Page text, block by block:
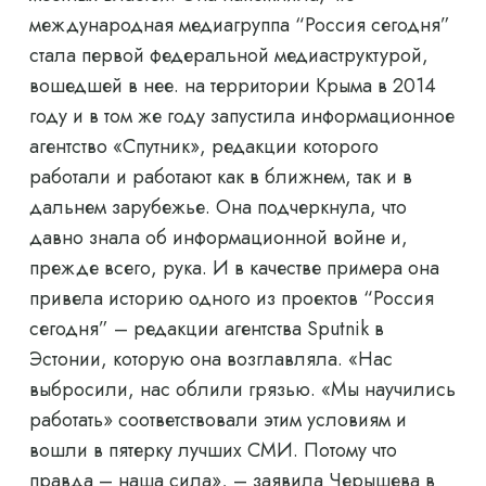
международная медиагруппа “Россия сегодня”
стала первой федеральной медиаструктурой,
вошедшей в нее. на территории Крыма в 2014
году и в том же году запустила информационное
агентство «Спутник», редакции которого
работали и работают как в ближнем, так и в
дальнем зарубежье. Она подчеркнула, что
давно знала об информационной войне и,
прежде всего, рука. И в качестве примера она
привела историю одного из проектов “Россия
сегодня” – редакции агентства Sputnik в
Эстонии, которую она возглавляла. «Нас
выбросили, нас облили грязью. «Мы научились
работать» соответствовали этим условиям и
вошли в пятерку лучших СМИ. Потому что